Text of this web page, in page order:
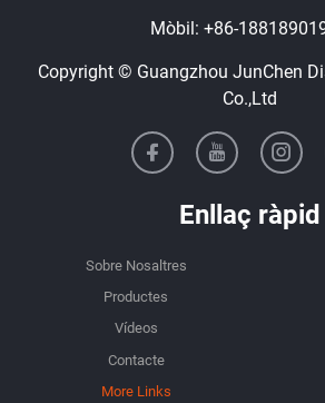
Mòbil: +86-
Copyright © Guangzhou JunChen
Co.,Ltd
Enllaç ràpid
Sobre Nosaltres
Productes
Vídeos
Contacte
More Links